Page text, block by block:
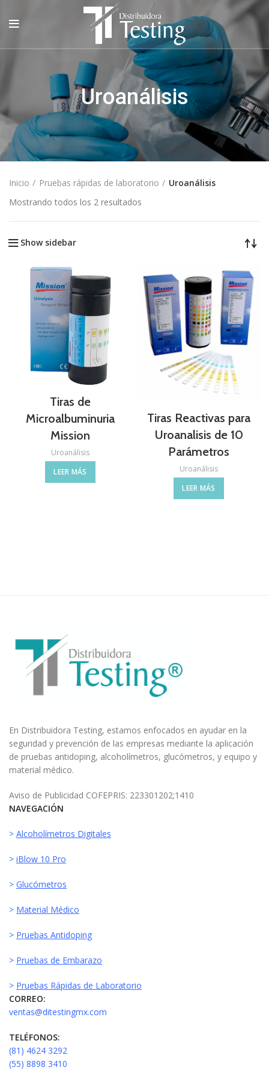
Uroanálisis
Inicio Pruebas rápidas de laboratorio
Uroanálisis
Mostrando todos los 2 resultados
Show sidebar
Tiras de
Microalbuminuria
Mission
Uroanálisis
LEER MÁS
Tiras Reactivas para
Uroanalisis de 10
Parámetros
Uroanálisis
LEER MÁS
En Distribuidora Testing, estamos enfocados en ayudar en la
seguridad y prevención de las empresas mediante la aplicación
de pruebas antidoping, alcoholímetros, glucómetros, y equipo y
material médico.
Aviso de Publicidad COFEPRIS: 223301202;1410
NAVEGACIÓN
> Alcoholímetros Digitales
> iBlow 10 Pro
> Glucómetros
> Material Médico
> Pruebas Antidoping
> Pruebas de Embarazo
> Pruebas Rápidas de Laboratorio
CORREO:
ventas@ditestingmx.com
TELÉFONOS:
(81) 4624 3292
(55) 8898 3410